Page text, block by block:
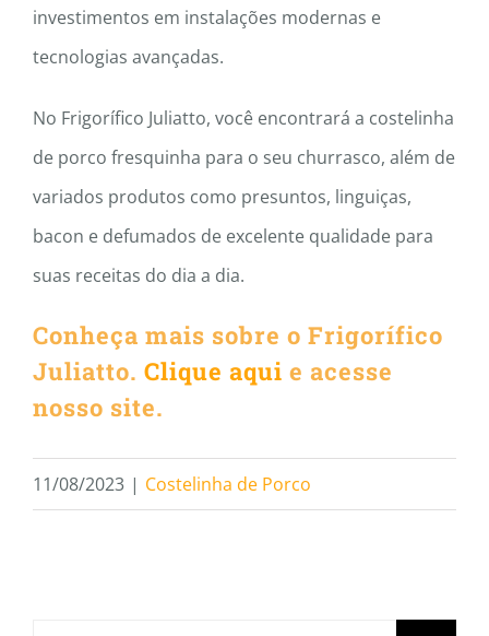
investimentos em instalações modernas e
tecnologias avançadas.
No Frigorífico Juliatto, você encontrará a costelinha
de porco fresquinha para o seu churrasco, além de
variados produtos como presuntos, linguiças,
bacon e defumados de excelente qualidade para
suas receitas do dia a dia.
Conheça mais sobre o Frigorífico
Juliatto. Clique aqui e acesse
nosso site.
11/08/2023 | Costelinha de Porco